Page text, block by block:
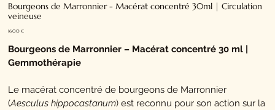
Bourgeons de Marronnier - Macérat concentré 30ml | Circulation
veineuse
Prix
16,00 €
Bourgeons de Marronnier – Macérat concentré 30 ml |
Gemmothérapie
Le macérat concentré de bourgeons de Marronnier
(Aesculus hippocastanum) est reconnu pour son action sur la